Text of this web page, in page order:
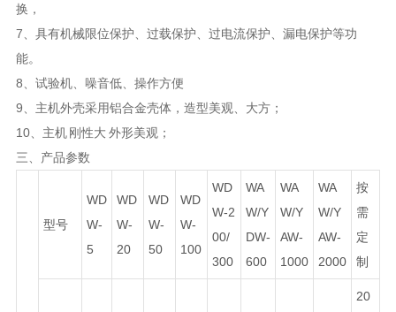
换，
7、具有机械限位保护、过载保护、过电流保护、漏电保护等功
能。
8、试验机、噪音低、操作方便
9、主机外壳采用铝合金壳体，造型美观、大方；
10、主机 刚性大 外形美观；
三、产品参数
型号
WD
W-
5
WD
W-
20
WD
W-
50
WD
W-
100
WD
W-2
00/
300
WA
W/Y
DW-
600
WA
W/Y
AW-
1000
WA
W/Y
AW-
2000
按
需
定
制
20